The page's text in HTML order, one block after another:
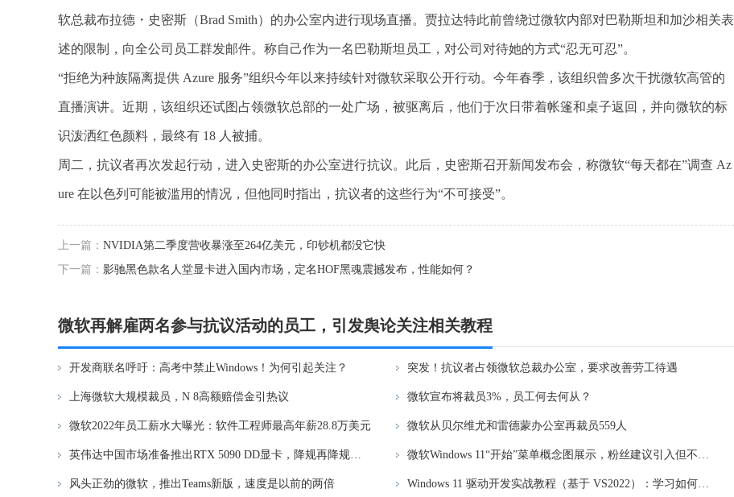
软总裁布拉德・史密斯（Brad Smith）的办公室内进行现场直播。贾拉达特此前曾绕过微软内部对巴勒斯坦和加沙相关表
述的限制，向全公司员工群发邮件。称自己作为一名巴勒斯坦员工，对公司对待她的方式“忍无可忍”。
“拒绝为种族隔离提供 Azure 服务”组织今年以来持续针对微软采取公开行动。今年春季，该组织曾多次干扰微软高管的
直播演讲。近期，该组织还试图占领微软总部的一处广场，被驱离后，他们于次日带着帐篷和桌子返回，并向微软的标
识泼洒红色颜料，最终有 18 人被捕。
周二，抗议者再次发起行动，进入史密斯的办公室进行抗议。此后，史密斯召开新闻发布会，称微软“每天都在”调查 Az
ure 在以色列可能被滥用的情况，但他同时指出，抗议者的这些行为“不可接受”。
上一篇： NVIDIA第二季度营收暴涨至264亿美元，印钞机都没它快
下一篇： 影驰黑色款名人堂显卡进入国内市场，定名HOF黑魂震撼发布，性能如何？
微软再解雇两名参与抗议活动的员工，引发舆论关注相关教程
开发商联名呼吁：高考中禁止Windows！为何引起关注？ 突发！抗议者占领微软总裁办公室，要求改善劳工待遇
上海微软大规模裁员，N 8高额赔偿金引热议 微软宣布将裁员3%，员工何去何从？
微软2022年员工薪水大曝光：软件工程师最高年薪28.8万美元 微软从贝尔维尤和雷德蒙办公室再裁员559人
英伟达中国市场准备推出RTX 5090 DD显卡，降规再降规引争议 微软Windows 11“开始”菜单概念图展示，粉丝建议引入但不对外发布
风头正劲的微软，推出Teams新版，速度是以前的两倍 Windows 11 驱动开发实战教程（基于 VS2022）：学习如何使用最新的开发工具进行驱动程序开发